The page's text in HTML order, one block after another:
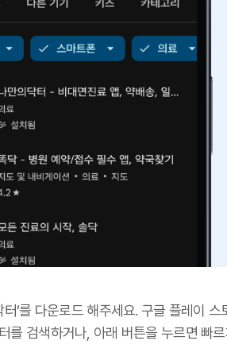
’를 다운로드 해주세요. 구글 플레이 스
를 검색하거나, 아래 버튼을 누르면 빠